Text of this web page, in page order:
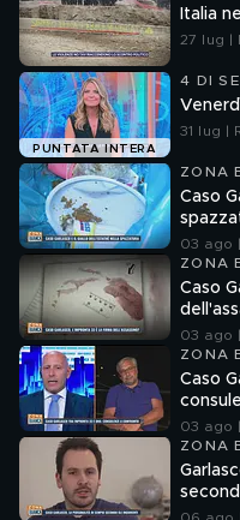
Italia
27 lug |
PUNTATA INTERA
4 DI
31 lug |
ZONA
Caso
03 ago
ZONA
Caso
03 ago
ZONA
Caso
03 ago
ZONA